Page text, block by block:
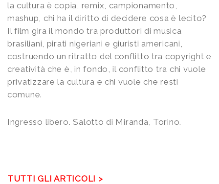
la cultura è copia, remix, campionamento,
mashup, chi ha il diritto di decidere cosa è lecito?
Il film gira il mondo tra produttori di musica
brasiliani, pirati nigeriani e giuristi americani,
costruendo un ritratto del conflitto tra copyright e
creatività che è, in fondo, il conflitto tra chi vuole
privatizzare la cultura e chi vuole che resti
comune.
Ingresso libero. Salotto di Miranda, Torino.
TUTTI GLI ARTICOLI >